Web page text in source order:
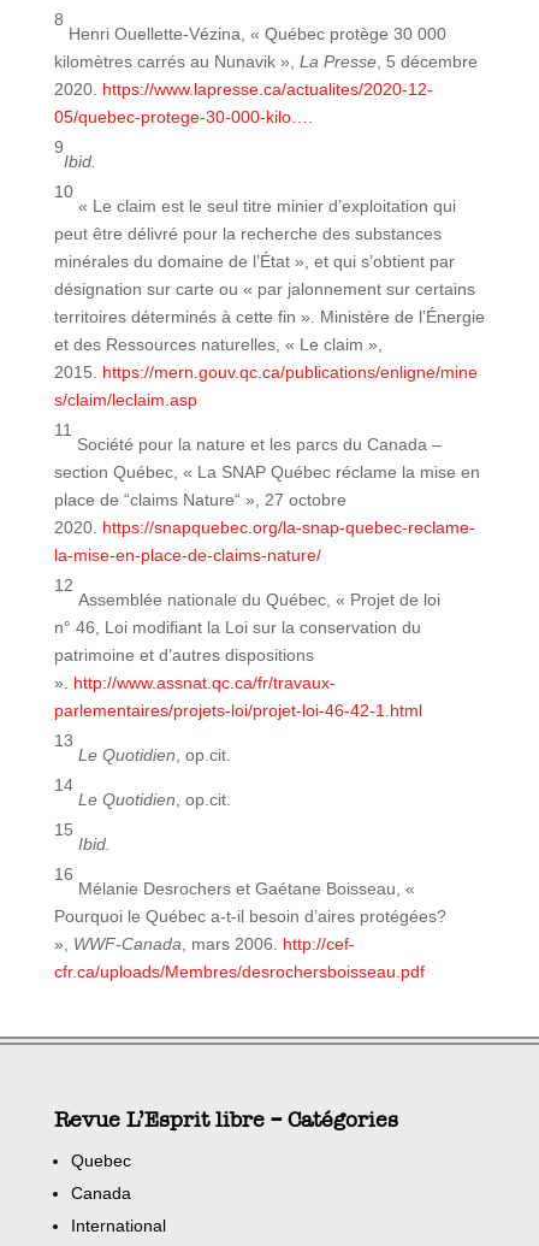
8
Henri Ouellette-Vézina, « Québec protège 30 000
kilomètres carrés au Nunavik », La Presse, 5 décembre
2020. https://www.lapresse.ca/actualites/2020-12-
05/quebec-protege-30-000-kilo…
9
Ibid.
10
« Le claim est le seul titre minier d’exploitation qui
peut être délivré pour la recherche des substances
minérales du domaine de l’État », et qui s’obtient par
désignation sur carte ou « par jalonnement sur certains
territoires déterminés à cette fin ». Ministère de l’Énergie
et des Ressources naturelles, « Le claim »,
2015. https://mern.gouv.qc.ca/publications/enligne/mine
s/claim/leclaim.asp
11
Société pour la nature et les parcs du Canada –
section Québec, « La SNAP Québec réclame la mise en
place de “claims Nature“ », 27 octobre
2020. https://snapquebec.org/la-snap-quebec-reclame-
la-mise-en-place-de-claims-nature/
12
Assemblée nationale du Québec, « Projet de loi
n° 46, Loi modifiant la Loi sur la conservation du
patrimoine et d’autres dispositions
». http://www.assnat.qc.ca/fr/travaux-
parlementaires/projets-loi/projet-loi-46-42-1.html
13
Le Quotidien , op.cit.
14
Le Quotidien , op.cit.
15
Ibid.
16
Mélanie Desrochers et Gaétane Boisseau, «
Pourquoi le Québec a-t-il besoin d’aires protégées?
»,
WWF-Canada , mars 2006. http://cef-
cfr.ca/uploads/Membres/desrochersboisseau.pdf
Revue L’Esprit libre – Catégories
Quebec
Canada
International